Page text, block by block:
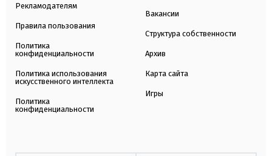
Рекламодателям
Правила пользования
Политика
конфиденциальности
Политика использования
искусственного интеллекта
Политика
конфиденциальности
Вакансии
Структура собственности
Архив
Карта сайта
Игры